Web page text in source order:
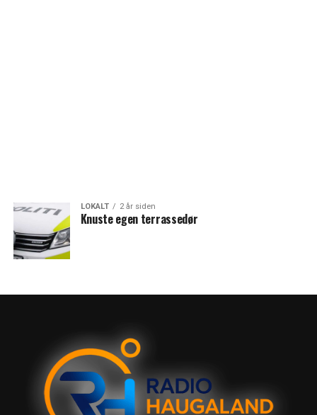
LOKALT 2 år siden
Knuste egen terrassedør